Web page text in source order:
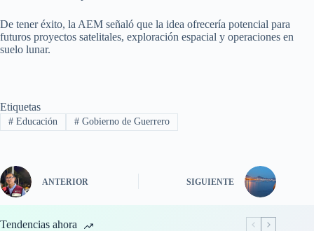
De tener éxito, la AEM señaló que la idea ofrecería potencial para
futuros proyectos satelitales, exploración espacial y operaciones en
suelo lunar.
Etiquetas
#Educación #Gobierno de Guerrero
ANTERIOR SIGUIENTE
Tendencias ahora